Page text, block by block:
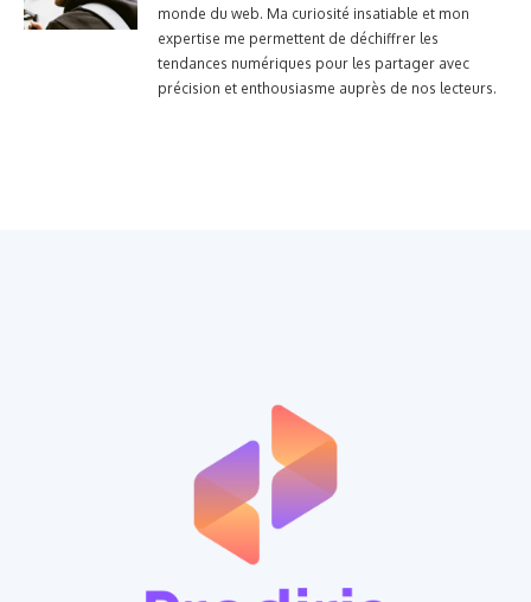
monde du web. Ma curiosité insatiable et mon
expertise me permettent de déchiffrer les
tendances numériques pour les partager avec
précision et enthousiasme auprès de nos lecteurs.